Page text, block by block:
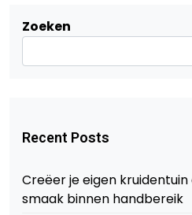
Zoeken
Recent Posts
Creëer je eigen
smaak binnen handbereik